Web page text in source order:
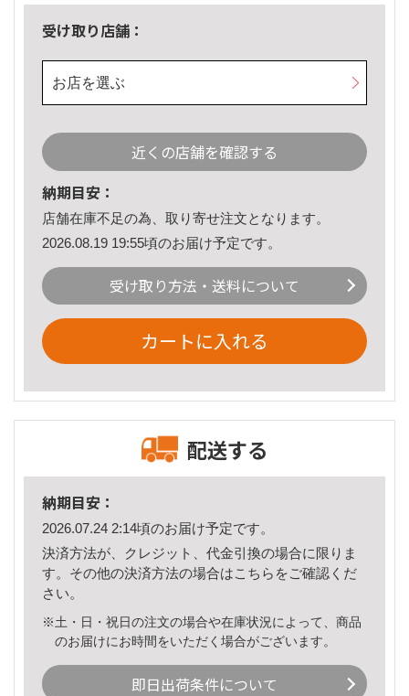
受け取り店舗：
お店を選ぶ
近くの店舗を確認する
納期目安：
店舗在庫不足の為、取り寄せ注文となります。
2026.08.19 19:55頃のお届け予定です。
受け取り方法・送料について
カートに入れる
配送する
納期目安：
2026.07.24 2:14頃のお届け予定です。
決済方法が、クレジット、代金引換の場合に限りま
す。その他の決済方法の場合はこちら をご確認くだ
さい。
※土・日・祝日の注文の場合や在庫状況によって、商品
のお届けにお時間をいただく場合がございます。
即日出荷条件について